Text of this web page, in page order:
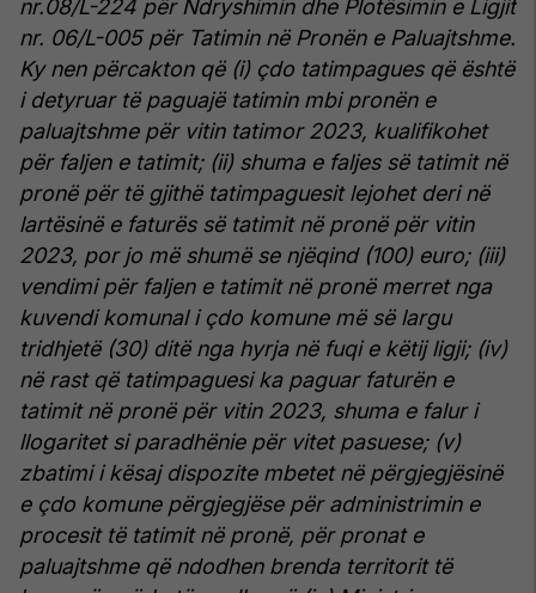
nr.08/L-224 për Ndryshimin dhe Plotësimin e Ligjit
nr. 06/L-005 për Tatimin në Pronën e Paluajtshme.
Ky nen përcakton që (i) çdo tatimpagues që është
i detyruar të paguajë tatimin mbi pronën e
paluajtshme për vitin tatimor 2023, kualifikohet
për faljen e tatimit; (ii) shuma e faljes së tatimit në
pronë për të gjithë tatimpaguesit lejohet deri në
lartësinë e faturës së tatimit në pronë për vitin
2023, por jo më shumë se njëqind (100) euro; (iii)
vendimi për faljen e tatimit në pronë merret nga
kuvendi komunal i çdo komune më së largu
tridhjetë (30) ditë nga hyrja në fuqi e këtij ligji; (iv)
në rast që tatimpaguesi ka paguar faturën e
tatimit në pronë për vitin 2023, shuma e falur i
llogaritet si paradhënie për vitet pasuese; (v)
zbatimi i kësaj dispozite mbetet në përgjegjësinë
e çdo komune përgjegjëse për administrimin e
procesit të tatimit në pronë, për pronat e
paluajtshme që ndodhen brenda territorit të